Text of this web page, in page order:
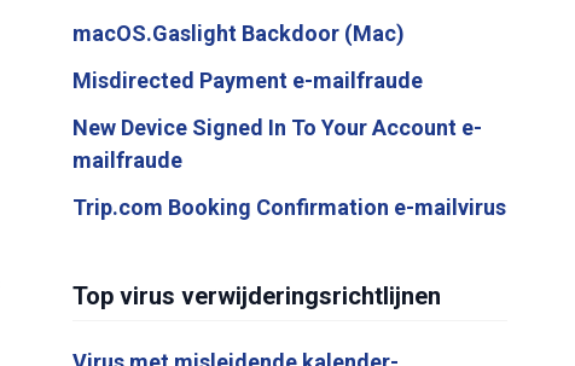
macOS.Gaslight Backdoor (Mac)
Misdirected Payment e-mailfraude
New Device Signed In To Your Account e-
mailfraude
Trip.com Booking Confirmation e-mailvirus
Top virus verwijderingsrichtlijnen